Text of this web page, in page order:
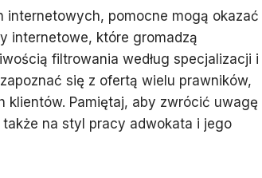
internetowych, pomocne mogą okazać
internetowe, które gromadzą
filtrowania według specjalizacji i
się z ofertą wielu prawników,
Pamiętaj, aby zwrócić uwagę
na styl pracy adwokata i jego